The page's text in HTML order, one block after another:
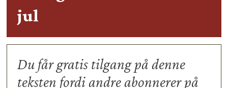
jul
Du får gratis tilgang på denne
teksten fordi andre abonnerer på